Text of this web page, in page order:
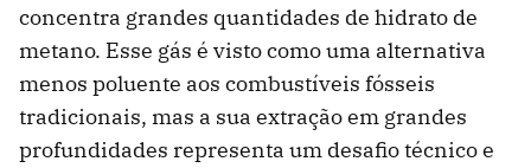
concentra grandes quantidades de hidrato de
metano. Esse gás é visto como uma alternativa
menos poluente aos combustíveis fósseis
tradicionais, mas a sua extração em grandes
profundidades representa um desafio técnico e